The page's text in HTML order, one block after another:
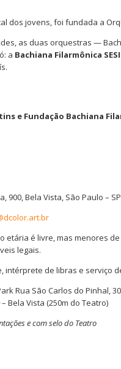
dos jovens, foi fundada a
as duas orquestras —
a Bachiana Filarmônica
e Fundação Bachiana
900, Bela Vista, São Paulo –
etária é livre, mas menores
legais.
intérprete de libras e serviço
Rua São Carlos do Pinhal,
Bela Vista (250m do Teatro)
e com selo do Teatro